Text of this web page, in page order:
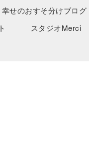
幸せのおすそ分けブログ
スタジオMerci